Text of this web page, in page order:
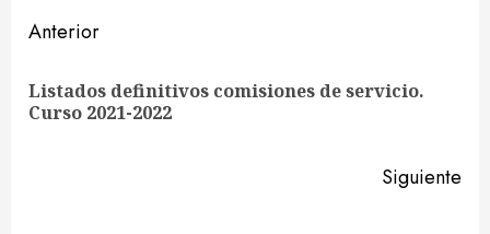
Sigue
leyendo
Anterior
Listados definitivos comisiones de servicio.
Curso 2021-2022
Siguiente